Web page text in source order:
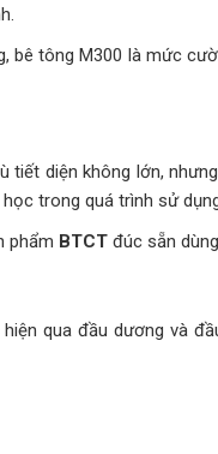
bê tông M300 là mức
tiết diện không lớn,
trong quá trình sử
phẩm BTCT đúc sẵn
qua đầu dương và